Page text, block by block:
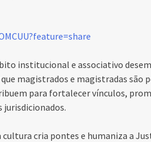
institucional e associativo
magistrados e magistradas são
para fortalecer vínculos,
cria pontes e humaniza a